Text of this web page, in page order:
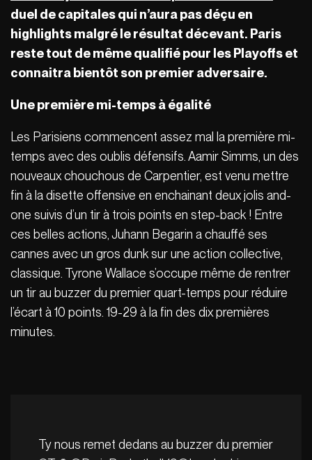
duel de capitales qui n’aura pas déçu en
highlights malgré le résultat décevant. Paris
reste tout de même qualifié pour les Playoffs et
connaitra bientôt son premier adversaire.
Une première mi-temps à égalité
Les Parisiens commencent assez mal la première mi-
temps avec des oublis défensifs. Aamir Simms, un des
nouveaux chouchous de Carpentier, est venu mettre
fin à la disette offensive en enchainant deux jolis and-
one suivis d’un tir à trois points en step-back ! Entre
ces belles actions, Juhann Begarin a chauffé ses
cannes avec un gros dunk sur une action collective,
classique. Tyrone Wallace s’occupe même de rentrer
un tir au buzzer du premier quart-temps pour réduire
l’écart à 10 points. 19-29 à la fin des dix premières
minutes.
Ty nous remet dedans au buzzer du premier